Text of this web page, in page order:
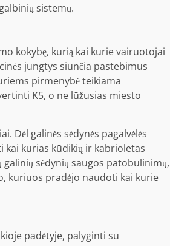
sistemų.
kokybę, kurią kai kurie vairuotojai
jungtys siunčia pastebimus
pirmenybė teikiama
K5, o ne lūžusias miesto
Dėl galinės sėdynės pagalvėlės
kai kurias kūdikių ir kabrioletas
sėdynių saugos patobulinimų,
kuriuos pradėjo naudoti kai kurie
padėtyje, palyginti su